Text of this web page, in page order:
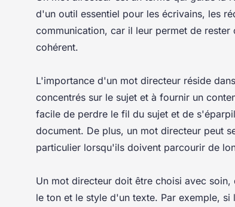
d'un outil essentiel pour les écrivains, les
communication, car il leur permet de
cohérent.
L'importance d'un mot directeur réside
concentrés sur le sujet et à fournir un
facile de perdre le fil du sujet et de
document. De plus, un mot directeur peut
particulier lorsqu'ils doivent parcourir de
Un mot directeur doit être choisi avec
le ton et le style d'un texte. Par exemple,